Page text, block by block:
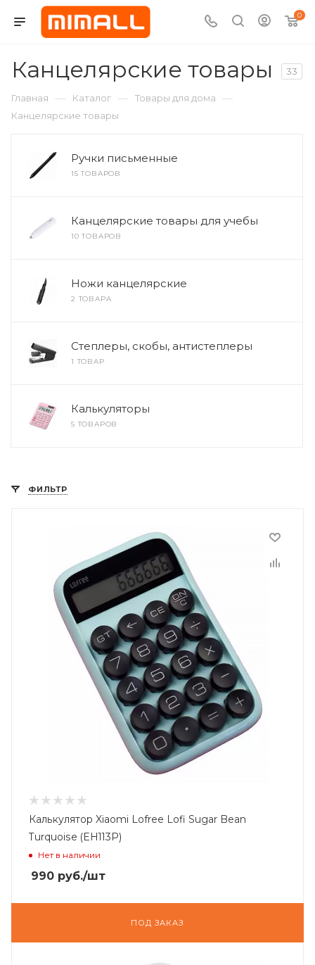
0
Канцелярские товары 33
Главная — Каталог — Товары для дома —
Канцелярские товары
Ручки письменные
15 ТОВАРОВ
Канцелярские товары для учебы
10 ТОВАРОВ
Ножи канцелярские
2 ТОВАРА
Степлеры, скобы, антистеплеры
1 ТОВАР
Калькуляторы
5 ТОВАРОВ
ФИЛЬТР
Калькулятор Xiaomi Lofree Lofi Sugar Bean
Turquoise (EH113P)
Нет в наличии
990 руб./шт
ПОД ЗАКАЗ